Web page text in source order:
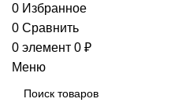
0 Избранное
0 Сравнить
0 элемент 0 ₽
Меню